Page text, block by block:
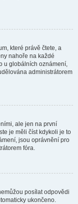
které právě čtete, a
nahoře na každé
u globálních oznámení,
administrátorem
ale jen na první
je měli číst kdykoli je to
jsou oprávnění pro
fóra.
posílat odpovědi
ukončeno.